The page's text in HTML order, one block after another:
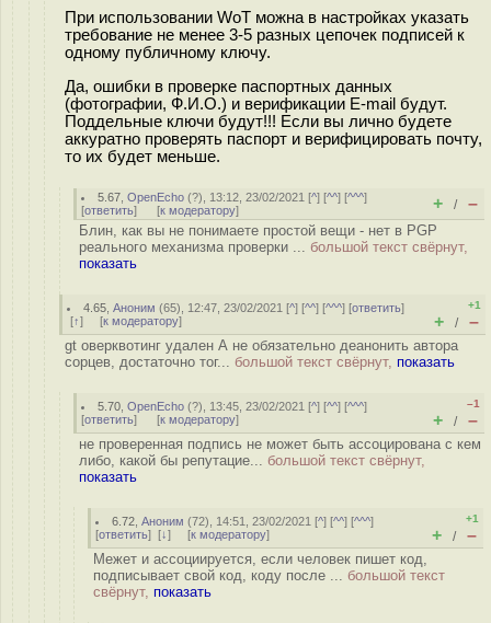
При использовании WoT можна в настройках указать
требование не менее 3-5 разных цепочек подписей к
одному публичному ключу.
Да, ошибки в проверке паспортных данных
(фотографии, Ф.И.О.) и верификации E-mail будут.
Поддельные ключи будут!!! Если вы лично будете
аккуратно проверять паспорт и верифицировать почту,
то их будет меньше.
5.67 ,OpenEcho (?), 13:12, 23/02/2021 [^] [^^] [^^^]
[ответить] [к модератору] + / –
Блин, как вы не понимаете простой вещи - нет в PGP
реального механизма проверки ... большой текст свёрнут,
показать
4.65 ,Аноним (65), 12:47, 23/02/2021 [^] [^^] [^^^] [ответить]
[↑] [к модератору]
+1
+ / –
gt оверквотинг удален А не обязательно деанонить автора
сорцев, достаточно тог... большой текст свёрнут, показать
5.70 ,OpenEcho (?), 13:45, 23/02/2021 [^] [^^] [^^^]
[ответить] [к модератору]
–1
+ / –
не проверенная подпись не может быть ассоцирована с кем
либо, какой бы репутацие... большой текст свёрнут,
показать
6.72 ,Аноним (72), 14:51, 23/02/2021 [^] [^^] [^^^]
[ответить] [↓] [к модератору]
+1
+ / –
Межет и ассоциируется, если человек пишет код,
подписывает свой код, коду после ... большой текст
свёрнут, показать